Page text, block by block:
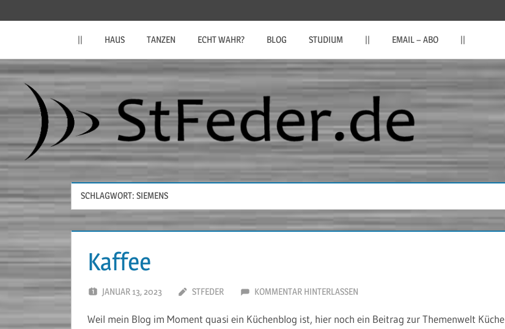
StFeder.de
|| HAUS TANZEN ECHT WAHR? BLOG STUDIUM || EMAIL – ABO ||
SCHLAGWORT: SIEMENS
Kaffee
JANUAR 13, 2023 STFEDER KOMMENTAR HINTERLASSEN
Weil mein Blog im Moment quasi ein Küchenblog ist, hier noch ein Beitrag zur Themenwelt Küche